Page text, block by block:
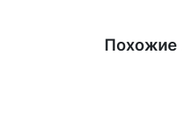
Похожие
Узнать